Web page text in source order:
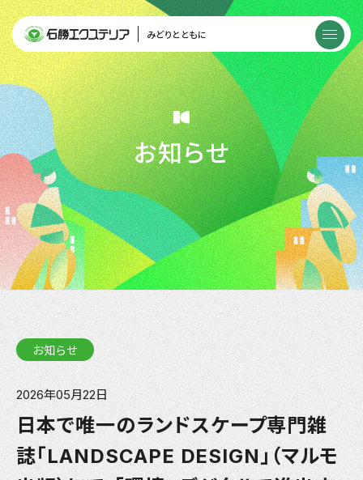
みどりとともに
お知らせ
お知らせ
2026年05月22日
日本で唯一のランドスケープ専門雑
誌「LANDSCAPE DESIGN」（マルモ